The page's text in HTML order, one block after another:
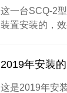
这一台SCQ-2
装置安装的，效
这是2019年安